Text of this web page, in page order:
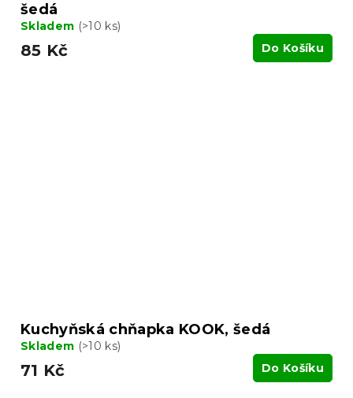
šedá
Skladem (>10 ks)
85 Kč Do Košíku
Kuchyňská chňapka KOOK, šedá
Skladem (>10 ks)
71 Kč Do Košíku